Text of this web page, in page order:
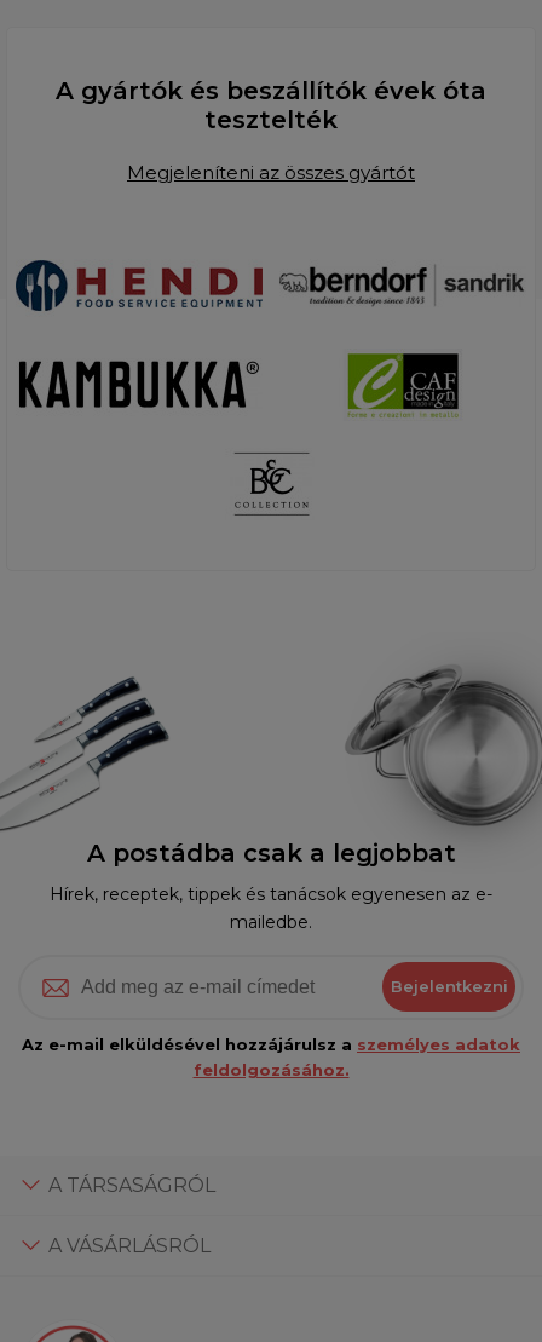
A gyártók és beszállítók évek óta
tesztelték
Megjeleníteni az összes gyártót
A postádba csak a legjobbat
Hírek, receptek, tippek és tanácsok egyenesen az e-
mailedbe.
Bejelentkezni
Az e-mail elküldésével hozzájárulsz a személyes adatok
feldolgozásához.
A TÁRSASÁGRÓL
A VÁSÁRLÁSRÓL